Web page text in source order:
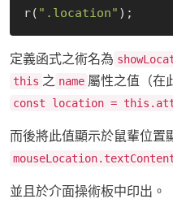
r( ".location"
定義函式之術名為
this 之 name 屬性之值（在
const location =
而後將此值顯示於鼠輩位置
並且於介面操術板中印出。